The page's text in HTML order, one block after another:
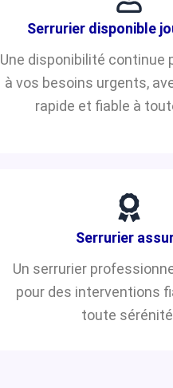
Serrurier disponible
Une disponibilité continue
à vos besoins urgents,
rapide et fiable à
Serrurier
Un serrurier
pour des interventions
toute